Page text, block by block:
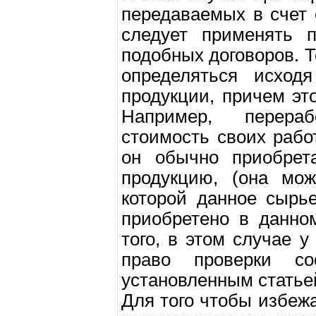
передаваемых в
следует применять
подобных договоров.
определяться
продукции, причем
Например,
стоимость своих
он обычно
продукцию, (она
которой данное
приобретено в
того, в этом случае у
право проверки
установленным
Для того чтобы